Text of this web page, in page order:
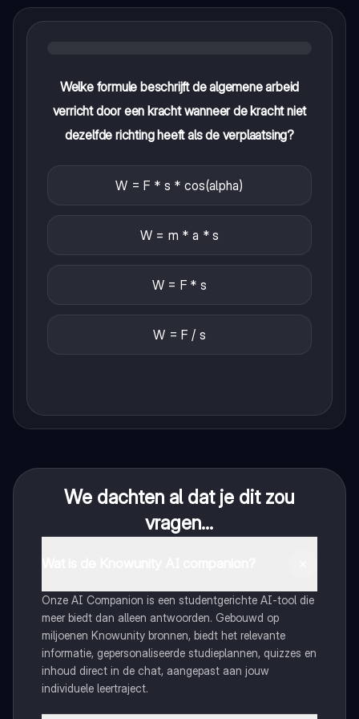
Welke formule beschrijft de algemene arbeid
verricht door een kracht wanneer de kracht niet
dezelfde richting heeft als de verplaatsing?
W = F * s * cos(alpha)
W = m * a * s
W = F * s
W = F / s
We dachten al dat je dit zou
vragen...
Onze AI Companion is een studentgerichte AI-tool die
meer biedt dan alleen antwoorden. Gebouwd op
miljoenen Knowunity bronnen, biedt het relevante
informatie, gepersonaliseerde studieplannen, quizzes en
inhoud direct in de chat, aangepast aan jouw
individuele leertraject.